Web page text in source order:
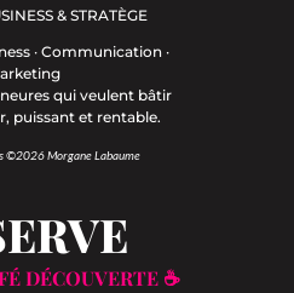
& STRATÈGE
· Communication ·
qui veulent bâtir
puissant et rentable.
©2026 Morgane Labaume
DÉCOUVERTE ☕